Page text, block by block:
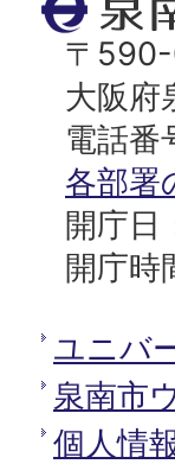
南
市
役
所
〒
大阪府
電話
各部署
開庁日
開庁時
ユニバ
泉南市
個人情